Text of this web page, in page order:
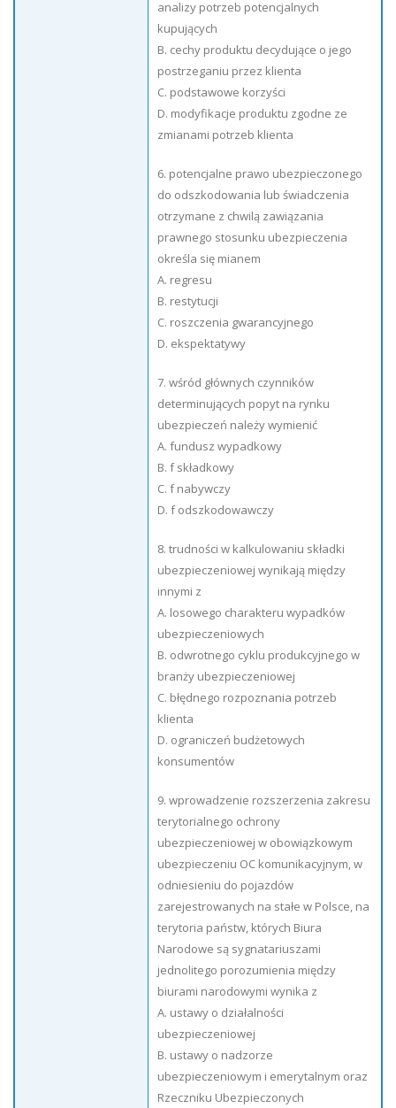
analizy potrzeb potencjalnych
kupujących
B. cechy produktu decydujące o jego
postrzeganiu przez klienta
C. podstawowe korzyści
D. modyfikacje produktu zgodne ze
zmianami potrzeb klienta
6. potencjalne prawo ubezpieczonego
do odszkodowania lub świadczenia
otrzymane z chwilą zawiązania
prawnego stosunku ubezpieczenia
określa się mianem
A. regresu
B. restytucji
C. roszczenia gwarancyjnego
D. ekspektatywy
7. wśród głównych czynników
determinujących popyt na rynku
ubezpieczeń należy wymienić
A. fundusz wypadkowy
B. f składkowy
C. f nabywczy
D. f odszkodowawczy
8. trudności w kalkulowaniu składki
ubezpieczeniowej wynikają między
innymi z
A. losowego charakteru wypadków
ubezpieczeniowych
B. odwrotnego cyklu produkcyjnego w
branży ubezpieczeniowej
C. błędnego rozpoznania potrzeb
klienta
D. ograniczeń budżetowych
konsumentów
9. wprowadzenie rozszerzenia zakresu
terytorialnego ochrony
ubezpieczeniowej w obowiązkowym
ubezpieczeniu OC komunikacyjnym, w
odniesieniu do pojazdów
zarejestrowanych na stałe w Polsce, na
terytoria państw, których Biura
Narodowe są sygnatariuszami
jednolitego porozumienia między
biurami narodowymi wynika z
A. ustawy o działalności
ubezpieczeniowej
B. ustawy o nadzorze
ubezpieczeniowym i emerytalnym oraz
Rzeczniku Ubezpieczonych